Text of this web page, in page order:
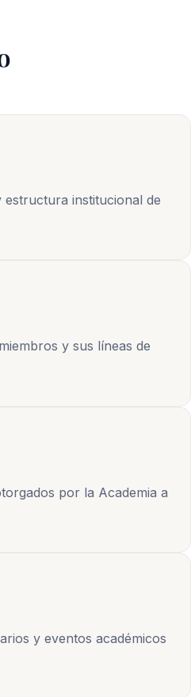
estructura institucional de
y sus líneas de
por la Academia a
y eventos académicos